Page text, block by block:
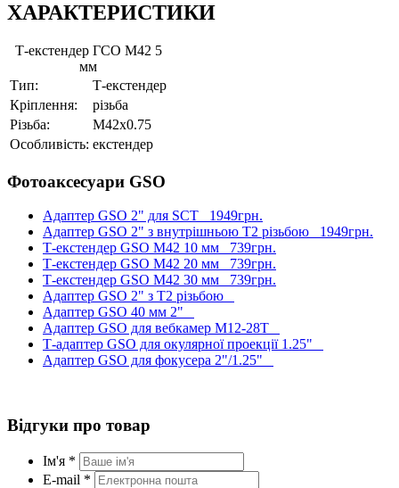
ХАРАКТЕРИСТИКИ
Т-екстендер ГСО M42 5
мм
Тип:
Т-екстендер
Кріплення:
різьба
Різьба:
М42x0.75
Особливість: екстендер
Фотоаксесуари GSO
Адаптер GSO 2" для SCT 1949грн.
Адаптер GSO 2" з внутрішньою Т2 різьбою 1949грн.
Т-екстендер GSO M42 10 мм 739грн.
Т-екстендер GSO M42 20 мм 739грн.
Т-екстендер GSO M42 30 мм 739грн.
Адаптер GSO 2" з Т2 різьбою
Адаптер GSO 40 мм 2"
Адаптер GSO для вебкамер М12-28Т
Т-адаптер GSO для окулярної проекції 1.25"
Адаптер GSO для фокусера 2"/1.25"
Відгуки про товар
Ім'я *
E-mail *